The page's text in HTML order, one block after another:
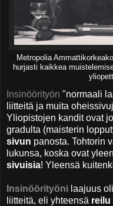
Metropolia
hurjasti kaikkea
Insinöörityön "normaali
liitteitä ja muita
Yliopistojen kandit ovat
gradulta (maisterin
sivun panosta. Tohtorin
lukunsa, koska ovat
sivuisia! Yleensä
Insinöörityöni laajuus
liitteitä, eli yhteensä reilu